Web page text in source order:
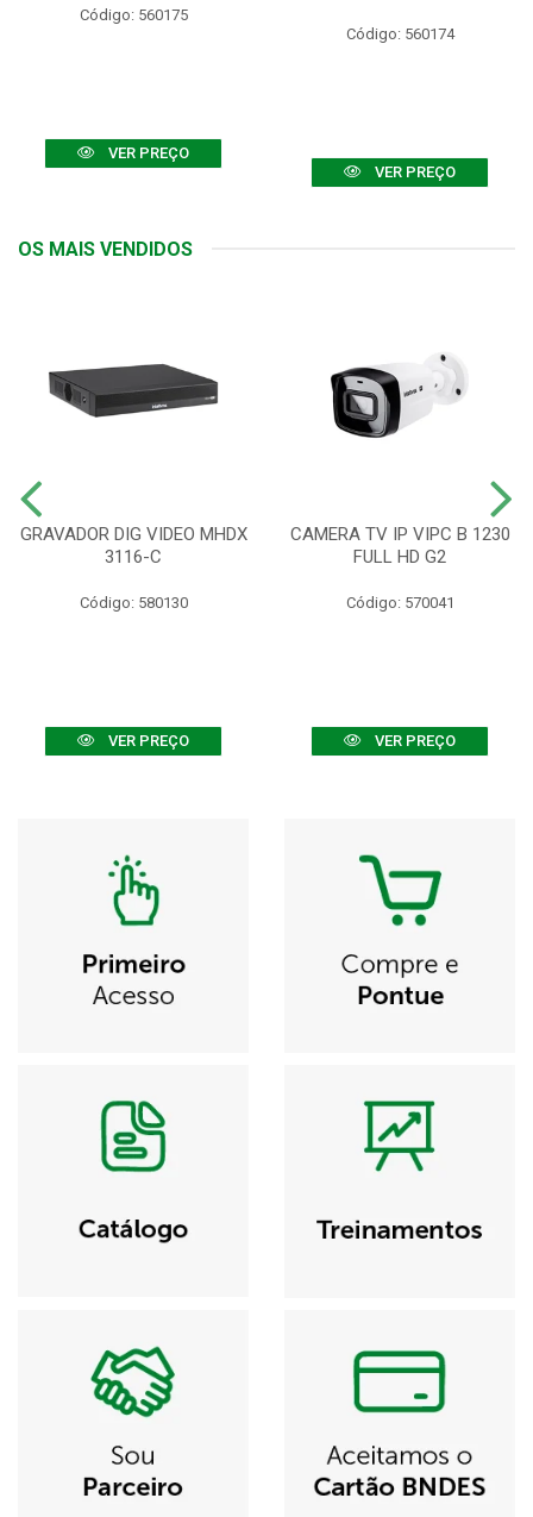
Código: 560175
VER PREÇO
Código: 560174
VER PREÇO
OS MAIS VENDIDOS
GRAVADOR DIG VIDEO MHDX
3116-C
Código: 580130
VER PREÇO
CAMERA TV IP VIPC B 1230
FULL HD G2
Código: 570041
VER PREÇO